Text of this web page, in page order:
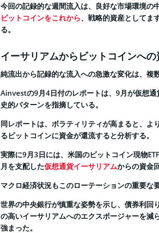
今回の記録的な週間流入は、良好な市場環境の
ビットコインをこれから、戦略的資産としてま
る。
イーサリアムからビットコインへ
純流出から記録的な流入への急激な変化は、複
Ainvestの9月4日付のレポートは、9月が仮想
史的パターンを指摘している。
同レポートは、ボラティリティが高まると、よ
るビットコインに資金が還流すると分析する。
実際に9月3日には、米国のビットコイン現物
月を支配した仮想通貨イーサリアムからの資金
マクロ経済状況もこのローテーションの重要な要
世界の中央銀行が慎重な姿勢を示し、債券利回
の高いイーサリアムへのエクスポージャーを減
強まった。